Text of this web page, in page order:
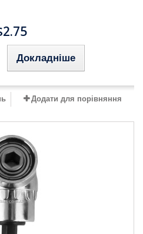
Докладніше
Додати для порівняння